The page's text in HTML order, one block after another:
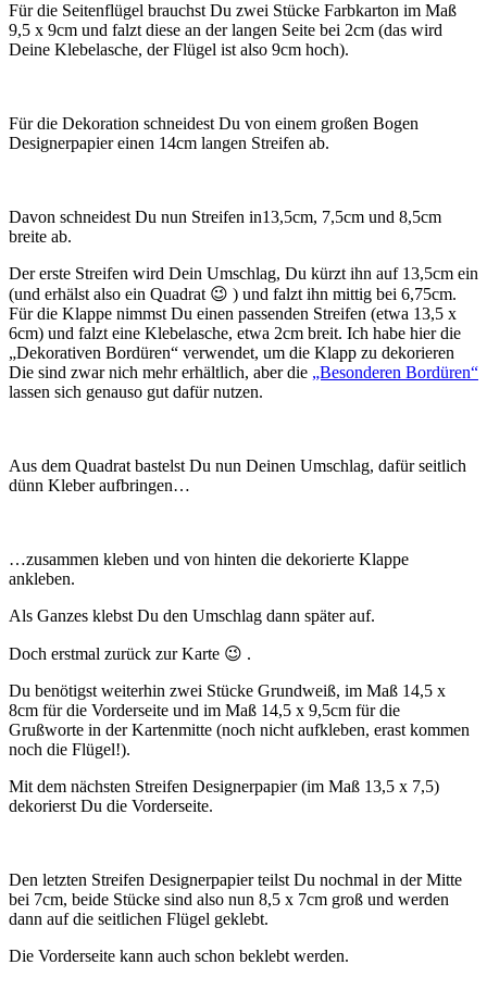
Für die Seitenflügel brauchst Du zwei Stücke Farbkarton im Maß
9,5 x 9cm und falzt diese an der langen Seite bei 2cm (das wird
Deine Klebelasche, der Flügel ist also 9cm hoch).
Für die Dekoration schneidest Du von einem großen Bogen
Designerpapier einen 14cm langen Streifen ab.
Davon schneidest Du nun Streifen in13,5cm, 7,5cm und 8,5cm
breite ab.
Der erste Streifen wird Dein Umschlag, Du kürzt ihn auf 13,5cm ein
(und erhälst also ein Quadrat 😉 ) und falzt ihn mittig bei 6,75cm.
Für die Klappe nimmst Du einen passenden Streifen (etwa 13,5 x
6cm) und falzt eine Klebelasche, etwa 2cm breit. Ich habe hier die
„Dekorativen Bordüren“ verwendet, um die Klapp zu dekorieren
Die sind zwar nich mehr erhältlich, aber die „Besonderen Bordüren“
lassen sich genauso gut dafür nutzen.
Aus dem Quadrat bastelst Du nun Deinen Umschlag, dafür seitlich
dünn Kleber aufbringen…
…zusammen kleben und von hinten die dekorierte Klappe
ankleben.
Als Ganzes klebst Du den Umschlag dann später auf.
Doch erstmal zurück zur Karte 😉 .
Du benötigst weiterhin zwei Stücke Grundweiß, im Maß 14,5 x
8cm für die Vorderseite und im Maß 14,5 x 9,5cm für die
Grußworte in der Kartenmitte (noch nicht aufkleben, erast kommen
noch die Flügel!).
Mit dem nächsten Streifen Designerpapier (im Maß 13,5 x 7,5)
dekorierst Du die Vorderseite.
Den letzten Streifen Designerpapier teilst Du nochmal in der Mitte
bei 7cm, beide Stücke sind also nun 8,5 x 7cm groß und werden
dann auf die seitlichen Flügel geklebt.
Die Vorderseite kann auch schon beklebt werden.